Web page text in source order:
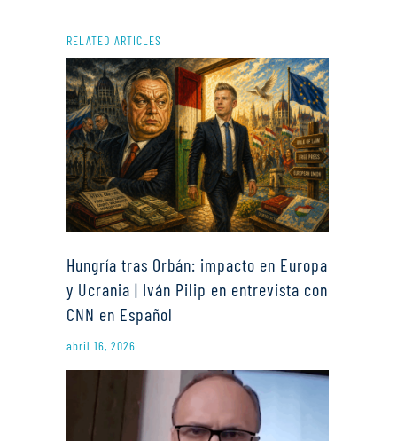
RELATED ARTICLES
Hungría tras Orbán: impacto en Europa
y Ucrania | Iván Pilip en entrevista con
CNN en Español
abril 16, 2026